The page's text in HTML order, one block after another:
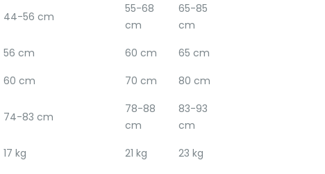
44-56 cm
55-68
cm
65-85
cm
56 cm 60 cm
65 cm
60 cm 70 cm 80 cm
74-83 cm
78-88
cm
83-93
cm
17 kg 21 kg
23 kg